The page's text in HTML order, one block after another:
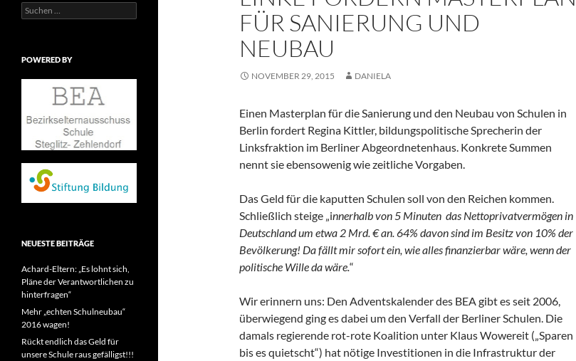
FÜR SANIERUNG UND
NEUBAU
NOVEMBER 29, 2015 DANIELA
Einen Masterplan für die Sanierung und den Neubau von Schulen in
Berlin fordert Regina Kittler, bildungspolitische Sprecherin der
Linksfraktion im Berliner Abgeordnetenhaus. Konkrete Summen
nennt sie ebensowenig wie zeitliche Vorgaben.
Das Geld für die kaputten Schulen soll von den Reichen kommen.
Schließlich steige „innerhalb von 5 Minuten das Nettoprivatvermögen in
Deutschland um etwa 2 Mrd. € an. 64% davon sind im Besitz von 10% der
Bevölkerung! Da fällt mir sofort ein, wie alles finanzierbar wäre, wenn der
politische Wille da wäre.“
Wir erinnern uns: Den Adventskalender des BEA gibt es seit 2006,
überwiegend ging es dabei um den Verfall der Berliner Schulen. Die
damals regierende rot-rote Koalition unter Klaus Wowereit („Sparen
bis es quietscht“) hat nötige Investitionen in die Infrastruktur der
Suchen
nach:
POWERED BY
NEUESTE BEITRÄGE
Achard-Eltern: „Es lohnt sich,
Pläne der Verantwortlichen zu
hinterfragen“
Mehr „echten Schulneubau“
2016 wagen!
Rückt endlich das Geld für
unsere Schule raus gefälligst!!!